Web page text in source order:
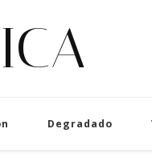
Degradado